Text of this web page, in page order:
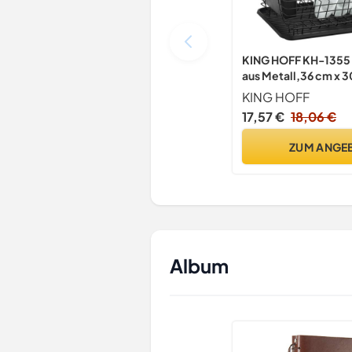
KING HOFF KH-
aus Metall,36 cm x
KING HOFF
17,57 € 18,06 €
ZUM
Album